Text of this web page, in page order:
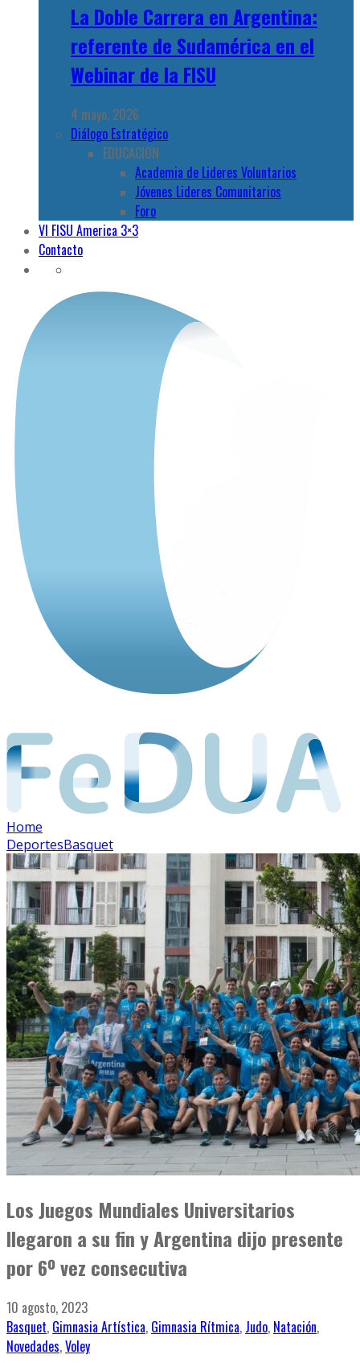
La Doble Carrera en Argentina:
referente de Sudamérica en el
Webinar de la FISU
4 mayo, 2026
Diálogo Estratégico
EDUCACION
Academia de Lideres Voluntarios
Jóvenes Lideres Comunitarios
Foro
VI FISU America 3×3
Contacto
Home
DeportesBasquet
Los Juegos Mundiales Universitarios
llegaron a su fin y Argentina dijo presente
por 6º vez consecutiva
10 agosto, 2023
Basquet, Gimnasia Artística, Gimnasia Rítmica, Judo, Natación,
Novedades,Voley